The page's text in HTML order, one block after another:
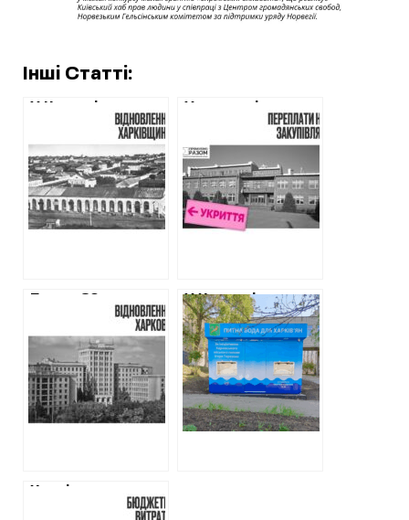
Інші Статті:
У Чугуєві
поремонтують
дах над
пам’яткою
архітектури
національного
значення
У громаді на
відремонтують
друге укриття з
суттєвими
переплатами
Понад 80 млн грн
витратять на
реставрацію
Північного
корпусу ХНУ ім.
Каразіна з
облаштуванням
У Харкові почали
встановлювати
бювети для
розливу води.
ХАЦ порахував,
скільки буде
коштувати
проєкт
Харків заплатить
сім мільйонів